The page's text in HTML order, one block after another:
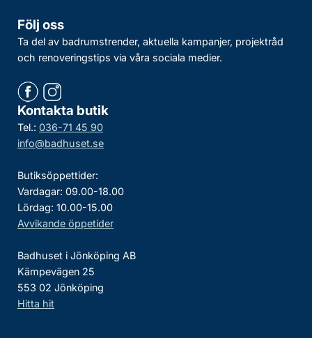
Följ oss
Ta del av badrumstrender, aktuella kampanjer, projektråd
och renoveringstips via våra sociala medier.
Kontakta butik
Tel.: 036-71 45 90
info@badhuset.se
Butiksöppettider:
Vardagar: 09.00-18.00
Lördag: 10.00-15.00
Avvikande öppetider
Badhuset i Jönköping AB
Kämpevägen 25
553 02 Jönköping
Hitta hit